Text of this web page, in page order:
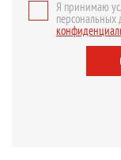
Я принимаю
персональных